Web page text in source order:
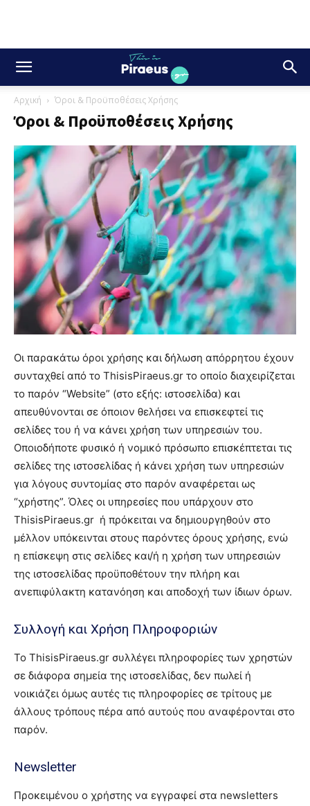
Αρχική Όροι & Προϋποθέσεις Χρήσης
Όροι & Προϋποθέσεις Χρήσης
Οι παρακάτω όροι χρήσης και δήλωση απόρρητου έχουν
συνταχθεί από το ThisisPiraeus.gr το οποίο διαχειρίζεται
το παρόν “Website” (στο εξής: ιστοσελίδα) και
απευθύνονται σε όποιον θελήσει να επισκεφτεί τις
σελίδες του ή να κάνει χρήση των υπηρεσιών του.
Οποιοδήποτε φυσικό ή νομικό πρόσωπο επισκέπτεται τις
σελίδες της ιστοσελίδας ή κάνει χρήση των υπηρεσιών
για λόγους συντομίας στο παρόν αναφέρεται ως
“χρήστης”. Όλες οι υπηρεσίες που υπάρχουν στο
ThisisPiraeus.gr ή πρόκειται να δημιουργηθούν στο
μέλλον υπόκεινται στους παρόντες όρους χρήσης, ενώ
η επίσκεψη στις σελίδες και/ή η χρήση των υπηρεσιών
της ιστοσελίδας προϋποθέτουν την πλήρη και
ανεπιφύλακτη κατανόηση και αποδοχή των ίδιων όρων.
Συλλογή και Χρήση Πληροφοριών
Το ThisisPiraeus.gr συλλέγει πληροφορίες των χρηστών
σε διάφορα σημεία της ιστοσελίδας, δεν πωλεί ή
νοικιάζει όμως αυτές τις πληροφορίες σε τρίτους με
άλλους τρόπους πέρα από αυτούς που αναφέρονται στο
παρόν.
Newsletter
Προκειμένου ο χρήστης να εγγραφεί στα newsletters